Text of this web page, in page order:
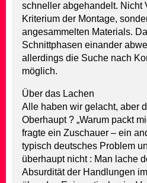
schneller abgehandelt. Nicht
Kriterium der Montage,
angesammelten Materials.
Schnittphasen einander
allerdings die Suche nach
möglich.
Über das Lachen
Alle haben wir gelacht, aber
Oberhaupt ? „Warum packt
fragte ein Zuschauer – ein
typisch deutsches Problem
überhaupt nicht : Man lache
Absurdität der Handlungen